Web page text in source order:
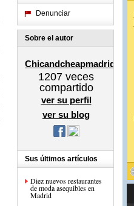
Denunciar
Sobre el autor
Chicandcheapmadrid
1207 veces
compartido
ver su perfil
ver su blog
Sus últimos artículos
Diez nuevos restaurantes
de moda asequibles en
Madrid